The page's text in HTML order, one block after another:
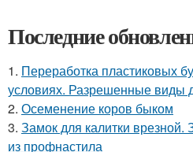
Последние
1. Переработка пластиковых
условиях. Разрешенные виды
2. Осеменение коров быком
3. Замок для калитки врезной.
из профнастила